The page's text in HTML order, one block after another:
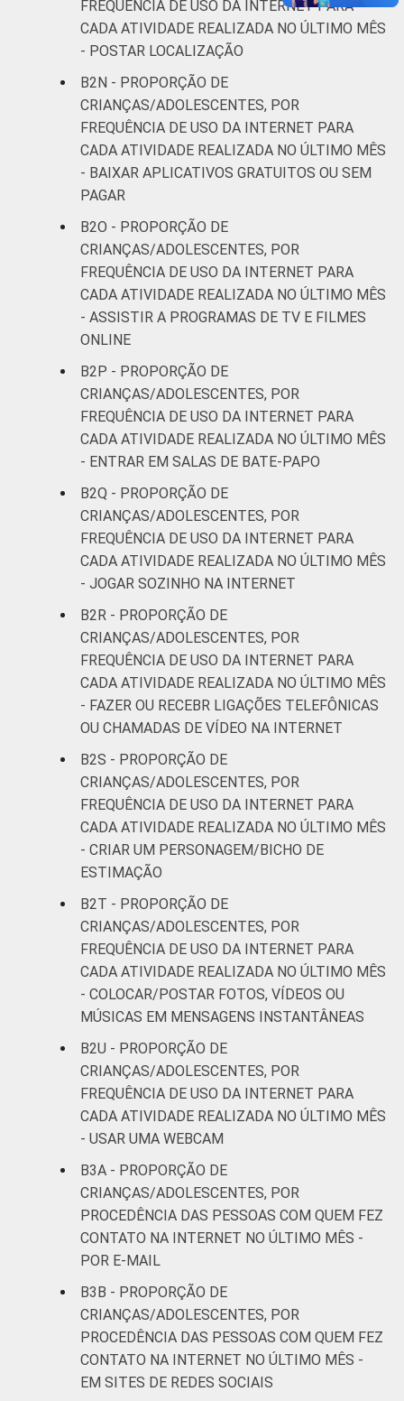
FREQUÊNCIA DE USO DA INTERNET PARA
CADA ATIVIDADE REALIZADA NO ÚLTIMO MÊS
- POSTAR LOCALIZAÇÃO
B2N - PROPORÇÃO DE
CRIANÇAS/ADOLESCENTES, POR
FREQUÊNCIA DE USO DA INTERNET PARA
CADA ATIVIDADE REALIZADA NO ÚLTIMO MÊS
- BAIXAR APLICATIVOS GRATUITOS OU SEM
PAGAR
B2O - PROPORÇÃO DE
CRIANÇAS/ADOLESCENTES, POR
FREQUÊNCIA DE USO DA INTERNET PARA
CADA ATIVIDADE REALIZADA NO ÚLTIMO MÊS
- ASSISTIR A PROGRAMAS DE TV E FILMES
ONLINE
B2P - PROPORÇÃO DE
CRIANÇAS/ADOLESCENTES, POR
FREQUÊNCIA DE USO DA INTERNET PARA
CADA ATIVIDADE REALIZADA NO ÚLTIMO MÊS
- ENTRAR EM SALAS DE BATE-PAPO
B2Q - PROPORÇÃO DE
CRIANÇAS/ADOLESCENTES, POR
FREQUÊNCIA DE USO DA INTERNET PARA
CADA ATIVIDADE REALIZADA NO ÚLTIMO MÊS
- JOGAR SOZINHO NA INTERNET
B2R - PROPORÇÃO DE
CRIANÇAS/ADOLESCENTES, POR
FREQUÊNCIA DE USO DA INTERNET PARA
CADA ATIVIDADE REALIZADA NO ÚLTIMO MÊS
- FAZER OU RECEBR LIGAÇÕES TELEFÔNICAS
OU CHAMADAS DE VÍDEO NA INTERNET
B2S - PROPORÇÃO DE
CRIANÇAS/ADOLESCENTES, POR
FREQUÊNCIA DE USO DA INTERNET PARA
CADA ATIVIDADE REALIZADA NO ÚLTIMO MÊS
- CRIAR UM PERSONAGEM/BICHO DE
ESTIMAÇÃO
B2T - PROPORÇÃO DE
CRIANÇAS/ADOLESCENTES, POR
FREQUÊNCIA DE USO DA INTERNET PARA
CADA ATIVIDADE REALIZADA NO ÚLTIMO MÊS
- COLOCAR/POSTAR FOTOS, VÍDEOS OU
MÚSICAS EM MENSAGENS INSTANTÂNEAS
B2U - PROPORÇÃO DE
CRIANÇAS/ADOLESCENTES, POR
FREQUÊNCIA DE USO DA INTERNET PARA
CADA ATIVIDADE REALIZADA NO ÚLTIMO MÊS
- USAR UMA WEBCAM
B3A - PROPORÇÃO DE
CRIANÇAS/ADOLESCENTES, POR
PROCEDÊNCIA DAS PESSOAS COM QUEM FEZ
CONTATO NA INTERNET NO ÚLTIMO MÊS -
POR E-MAIL
B3B - PROPORÇÃO DE
CRIANÇAS/ADOLESCENTES, POR
PROCEDÊNCIA DAS PESSOAS COM QUEM FEZ
CONTATO NA INTERNET NO ÚLTIMO MÊS -
EM SITES DE REDES SOCIAIS